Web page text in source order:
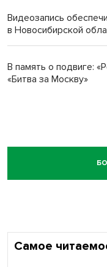
Видеозапись
в Новосибирской
В память о подвиге:
«Битва за Москву»
Самое